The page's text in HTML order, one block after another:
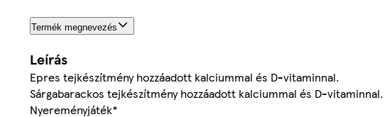
Termék megnevezés
Leírás
Epres tejkészítmény hozzáadott kalciummal és D-vitaminnal.
Sárgabarackos tejkészítmény hozzáadott kalciummal és D-vitaminnal.
Nyereményjáték*